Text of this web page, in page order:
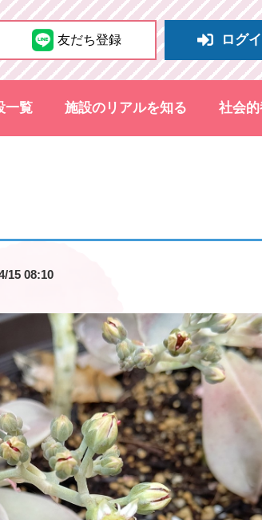
友だち登録 ログ
一覧 施設のリアルを知る 社会
15 08:10